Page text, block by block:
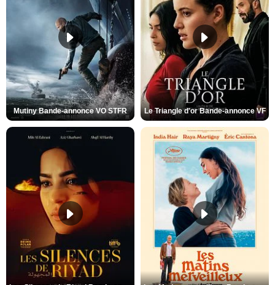
Mutiny Bande-annonce VO STFR Le Triangle d'or Bande-annonce VF